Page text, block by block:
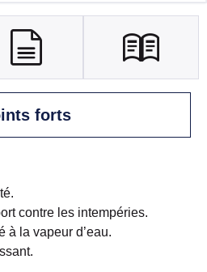
forts
contre les intempéries.
à la vapeur d’eau.